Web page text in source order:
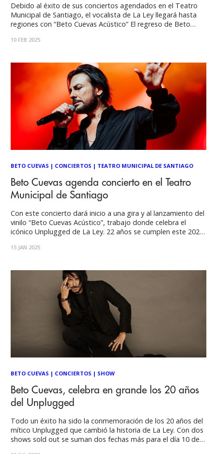
Debido al éxito de sus conciertos agendados en el Teatro
Municipal de Santiago, el vocalista de La Ley llegará hasta
regiones con “Beto Cuevas Acústico” El regreso de Beto
éxito. A su primer anuncio en el Teatro Municipal de
10 FEB 2025
BETO CUEVAS | CONCIERTOS | TEATRO MUNICIPAL DE SANTIAGO
Beto Cuevas agenda concierto en el Teatro
Municipal de Santiago
Con este concierto dará inicio a una gira y al lanzamiento del
vinilo “Beto Cuevas Acústico”, trabajo donde celebra el
icónico Unplugged de La Ley. 22 años se cumplen este 2025
un antes y después en la banda con
15 JAN 2025
BETO CUEVAS | CONCIERTOS | SHOW
Beto Cuevas, celebra en grande los 20 años
del Unplugged
Todo un éxito ha sido la conmemoración de los 20 años del
mítico Unplugged que cambió la historia de La Ley. Con dos
shows sold out se suman dos fechas más para el día 10 de